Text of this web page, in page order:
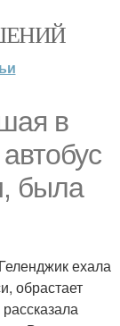
в
была
ехала
обрастает